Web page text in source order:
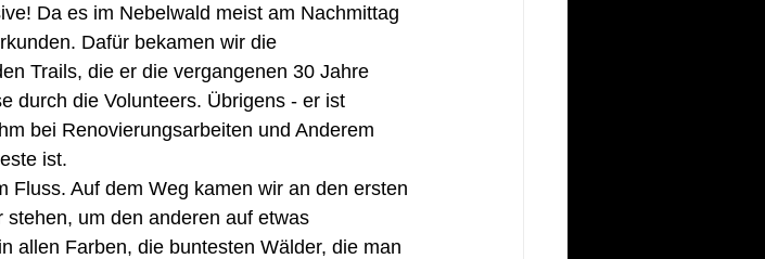
Da es im Nebelwald meist am Nachmittag
Dafür bekamen wir die
Trails, die er die vergangenen 30 Jahre
durch die Volunteers. Übrigens - er ist
bei Renovierungsarbeiten und Anderem
ist.
Fluss. Auf dem Weg kamen wir an den ersten
um den anderen auf etwas
allen Farben, die buntesten Wälder, die man